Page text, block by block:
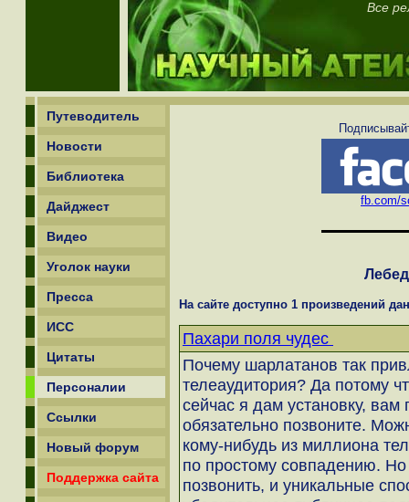
Все
Путеводитель
Новости
Библиотека
Дайджест
Видео
Уголок науки
Пресса
ИСС
Цитаты
Персоналии
Ссылки
Новый форум
Поддержка сайта
fb.com/
На сайте доступно 1 произведений
Пахари поля чудес
Почему шарлатанов так
телеаудитория? Да потому
сейчас я дам установку, вам
обязательно позвоните.
кому-нибудь из миллиона
по простому совпадению.
позвонить, и уникальные